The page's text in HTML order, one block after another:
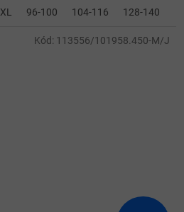
XL 96-100 104-116 128-140
Kód: 113556/101958.450-M/J